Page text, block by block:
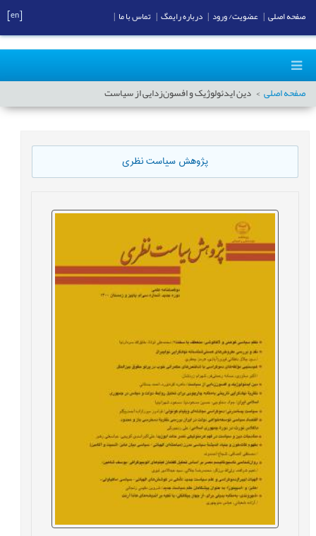
صفحه اصلی دین ایدئولوژیک و افسون‌زدایی از سیاست
پژوهش سیاست نظری
صفحه اصلی عضویت/ ورود درباره رایمگ تماس با ما